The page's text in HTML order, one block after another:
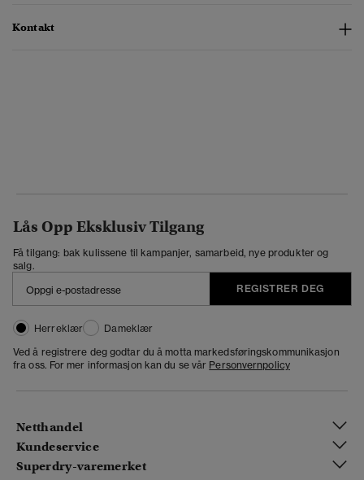
Kontakt
Lås Opp Eksklusiv Tilgang
Få tilgang: bak kulissene til kampanjer, samarbeid, nye produkter og
salg.
REGISTRER DEG
Herreklær
Dameklær
Ved å registrere deg godtar du å motta markedsføringskommunikasjon
fra oss. For mer informasjon kan du se vår Personvernpolicy
Netthandel
Kundeservice
Superdry-varemerket